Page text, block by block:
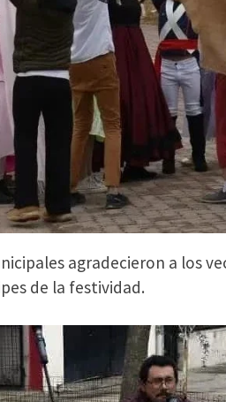
agradecieron a los
de la festividad.